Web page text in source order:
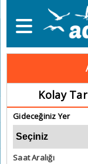
Kolay
Gideceğiniz Yer
Saat Aralığı